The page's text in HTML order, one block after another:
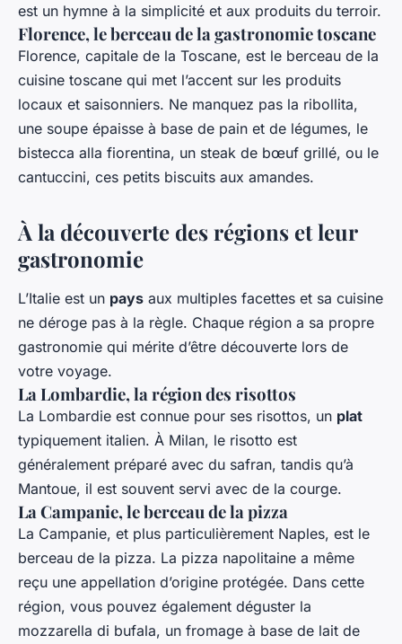
est un hymne à la simplicité et aux produits du terroir.
Florence, le berceau de la gastronomie toscane
Florence, capitale de la Toscane, est le berceau de la
cuisine toscane qui met l’accent sur les produits
locaux et saisonniers. Ne manquez pas la ribollita,
une soupe épaisse à base de pain et de légumes, le
bistecca alla fiorentina, un steak de bœuf grillé, ou le
cantuccini, ces petits biscuits aux amandes.
À la découverte des régions et leur
gastronomie
L’Italie est un pays aux multiples facettes et sa cuisine
ne déroge pas à la règle. Chaque région a sa propre
gastronomie qui mérite d’être découverte lors de
votre voyage.
La Lombardie, la région des risottos
La Lombardie est connue pour ses risottos, un plat
typiquement italien. À Milan, le risotto est
généralement préparé avec du safran, tandis qu’à
Mantoue, il est souvent servi avec de la courge.
La Campanie, le berceau de la pizza
La Campanie, et plus particulièrement Naples, est le
berceau de la pizza. La pizza napolitaine a même
reçu une appellation d’origine protégée. Dans cette
région, vous pouvez également déguster la
mozzarella di bufala, un fromage à base de lait de